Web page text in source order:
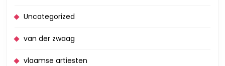
Uncategorized
van der zwaag
vlaamse artiesten